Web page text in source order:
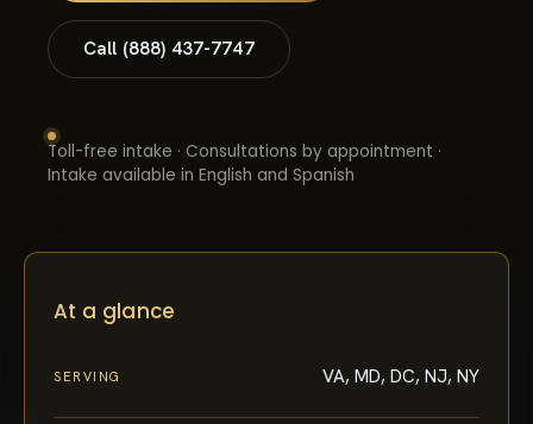
Call (888) 437-7747
Toll-free intake · Consultations by appointment ·
Intake available in English and Spanish
At a glance
SERVING VA, MD, DC, NJ, NY